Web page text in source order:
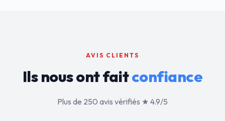
AVIS CLIENTS
Ils nous ont faitconfiance
Plus de 250 avis vérifiés ★ 4.9/5